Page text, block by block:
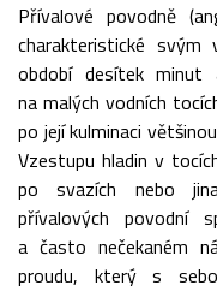
Přívalové povodně
charakteristické svým
období desítek minut
na malých vodních
po její kulminaci
Vzestupu hladin v
po svazích nebo
přívalových povodní
a často nečekaném
proudu, který s